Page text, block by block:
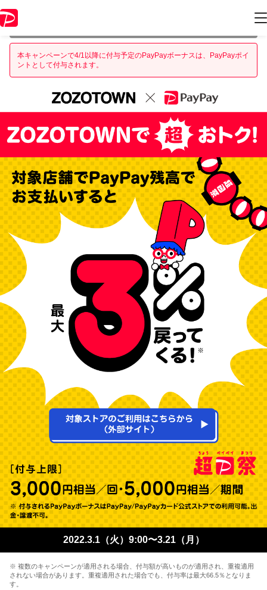
情報はキャンペーン終了時点のものになります。
本キャンペーンで4/1以降に付与予定のPayPayボーナスは、PayPayポイ
ントとして付与されます。
2022.3.1（火）9:00〜3.21（月）
※ 複数のキャンペーンが適用される場合、付与額が高いものが適用され、重複適用
されない場合があります。重複適用された場合でも、付与率は最大66.5％となりま
す。